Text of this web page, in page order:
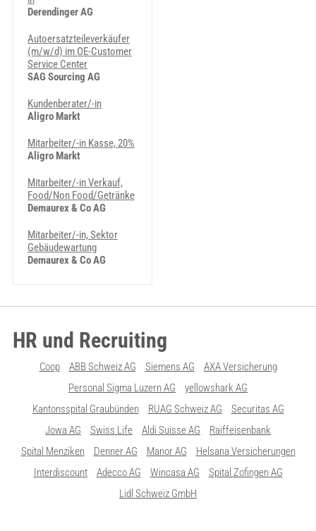
Derendinger AG
Autoersatzteileverkäufer
(m/w/d) im OE-Customer
Service Center
SAG Sourcing AG
Kundenberater/-in
Aligro Markt
Mitarbeiter/-in Kasse, 20%
Aligro Markt
Mitarbeiter/-in Verkauf,
Food/Non Food/Getränke
Demaurex & Co AG
Mitarbeiter/-in, Sektor
Gebäudewartung
Demaurex & Co AG
HR und Recruiting
Coop ABB Schweiz AG Siemens AG
AXA Versicherung
Personal Sigma Luzern AG
yellowshark AG
Kantonsspital Graubünden
RUAG Schweiz AG
Securitas AG
Jowa AG
Swiss Life Aldi Suisse AG
Raiffeisenbank
Spital Menziken
Denner AG Manor AG
Helsana Versicherungen
Interdiscount
Adecco AG Wincasa AG
Spital Zofingen AG
Lidl Schweiz GmbH